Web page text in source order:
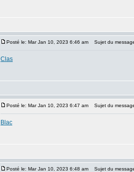
Posté le: Mar Jan 10, 2023 6:46 am Sujet du
Clas
Posté le: Mar Jan 10, 2023 6:47 am Sujet du
Blac
Posté le: Mar Jan 10, 2023 6:48 am Sujet du